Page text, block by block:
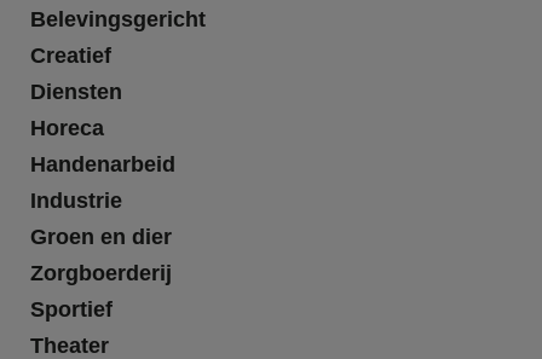
Belevingsgericht
Creatief
Diensten
Horeca
Handenarbeid
Industrie
Groen en dier
Zorgboerderij
Sportief
Theater